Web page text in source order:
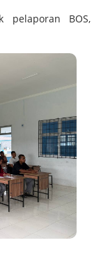
pelaporan BOS,